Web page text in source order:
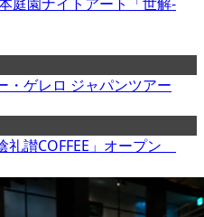
・ゲレロ ジャパンツアー
礼讃COFFEE」オープン